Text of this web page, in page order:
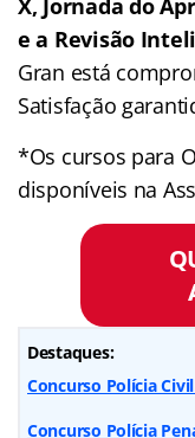
e a Revisão
Gran está
Satisfação
*Os cursos para
disponíveis na
Destaques:
Concurso Polícia
Concurso Polícia